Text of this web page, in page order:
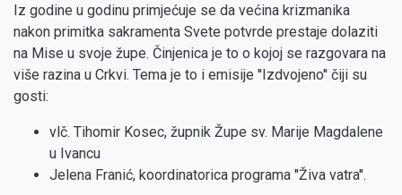
Iz godine u godinu primjećuje se da većina krizmanika
nakon primitka sakramenta Svete potvrde prestaje dolaziti
na Mise u svoje župe. Činjenica je to o kojoj se razgovara na
više razina u Crkvi. Tema je to i emisije ''Izdvojeno'' čiji su
gosti:
vlč. Tihomir Kosec, župnik Župe sv. Marije Magdalene
u Ivancu
Jelena Franić, koordinatorica programa ''Živa vatra''.